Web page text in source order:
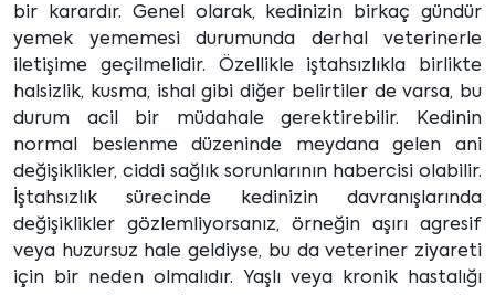
bir karardır. Genel olarak, kedinizin birkaç gündür
yemek yememesi durumunda derhal veterinerle
iletişime geçilmelidir. Özellikle iştahsızlıkla birlikte
halsizlik, kusma, ishal gibi diğer belirtiler de varsa, bu
durum acil bir müdahale gerektirebilir. Kedinin
normal beslenme düzeninde meydana gelen ani
değişiklikler, ciddi sağlık sorunlarının habercisi olabilir.
İştahsızlık sürecinde kedinizin davranışlarında
değişiklikler gözlemliyorsanız, örneğin aşırı agresif
veya huzursuz hale geldiyse, bu da veteriner ziyareti
için bir neden olmalıdır. Yaşlı veya kronik hastalığı